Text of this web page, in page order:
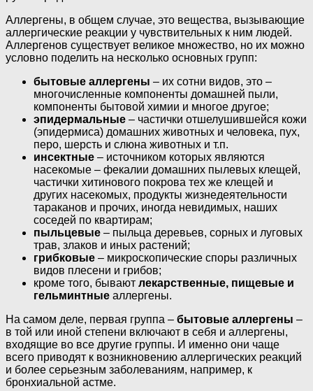
Аллергены, в общем случае, это вещества, вызывающие
аллергические реакции у чувствительных к ним людей.
Аллергенов существует великое множество, но их можно
условно поделить на несколько основных групп:
бытовые аллергены – их сотни видов, это –
многочисленные компоненты домашней пыли,
компоненты бытовой химии и многое другое;
эпидермальные – частички отшелушившейся кожи
(эпидермиса) домашних животных и человека, пух,
перо, шерсть и слюна животных и т.п.
инсектные – источником которых являются
насекомые – фекалии домашних пылевых клещей,
частички хитинового покрова тех же клещей и
других насекомых, продукты жизнедеятельности
тараканов и прочих, иногда невидимых, наших
соседей по квартирам;
пыльцевые – пыльца деревьев, сорных и луговых
трав, злаков и иных растений;
грибковые – микроскопические споры различных
видов плесени и грибов;
кроме того, бывают лекарственные, пищевые и
гельминтные аллергены.
На самом деле, первая группа – бытовые аллергены –
в той или иной степени включают в себя и аллергены,
входящие во все другие группы. И именно они чаще
всего приводят к возникновению аллергических реакций
и более серьезным заболеваниям, например, к
бронхиальной астме.